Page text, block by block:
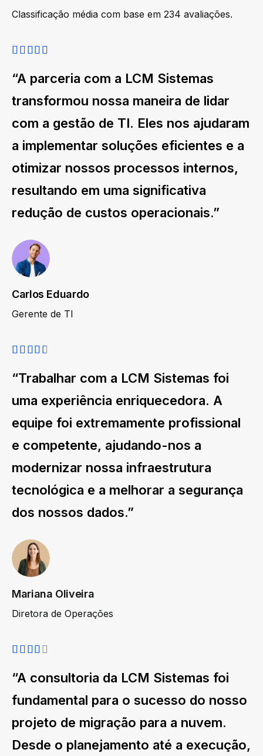
Classificação média com base em 234 avaliações.
“A parceria com a LCM Sistemas
transformou nossa maneira de lidar
com a gestão de TI. Eles nos ajudaram
a implementar soluções eficientes e a
otimizar nossos processos internos,
resultando em uma significativa
redução de custos operacionais.”
Carlos Eduardo
Gerente de TI
“Trabalhar com a LCM Sistemas foi
uma experiência enriquecedora. A
equipe foi extremamente profissional
e competente, ajudando-nos a
modernizar nossa infraestrutura
tecnológica e a melhorar a segurança
dos nossos dados.”
Mariana Oliveira
Diretora de Operações
“A consultoria da LCM Sistemas foi
fundamental para o sucesso do nosso
projeto de migração para a nuvem.
Desde o planejamento até a execução,